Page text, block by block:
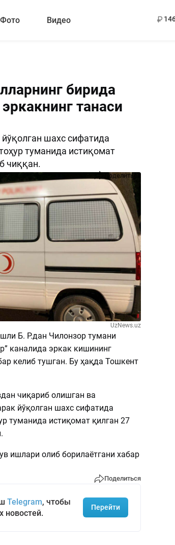
Фото Видео
бирида
танаси
шахс сифатида
туманида истиқомат
чиққан.
Поделиться
UzNews.uz
Б. Р.дан Чилонзор тумани
каналида эркак кишининг
келиб тушган. Бу ҳақда Тошкент
чиқариб олишган ва
йўқолган шахс сифатида
туманида истиқомат қилган 27
ишлари олиб борилаётгани хабар
Поделиться
Telegram, чтобы
новостей.
Перейти